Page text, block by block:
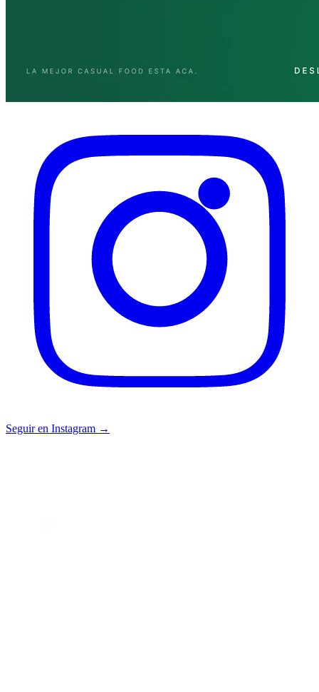
Seguir en Instagram →